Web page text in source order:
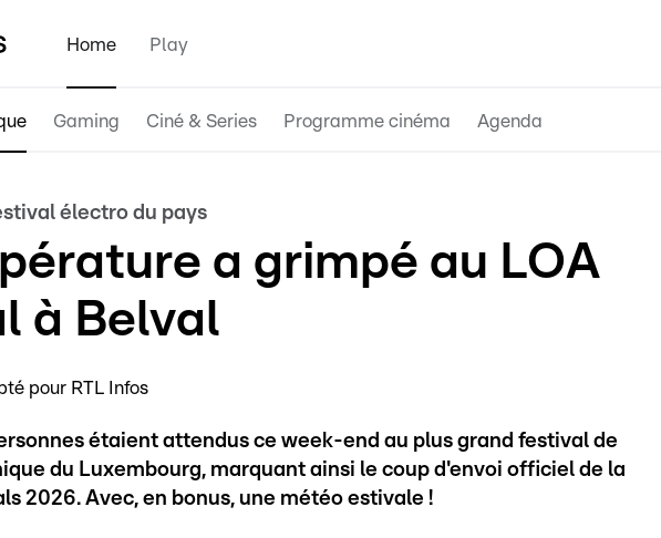
Home Play
Gaming Ciné & Series Programme cinéma Agenda
électro du pays
a grimpé au LOA
à Belval
pour RTL Infos
étaient attendus ce week-end au plus grand festival de
du Luxembourg, marquant ainsi le coup d'envoi officiel de la
2026. Avec, en bonus, une météo estivale !